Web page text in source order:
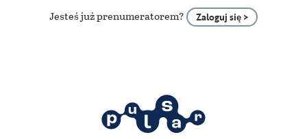
Jesteś już prenumeratorem? Zaloguj się >